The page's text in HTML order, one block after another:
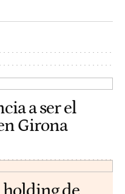
a ser el
Girona